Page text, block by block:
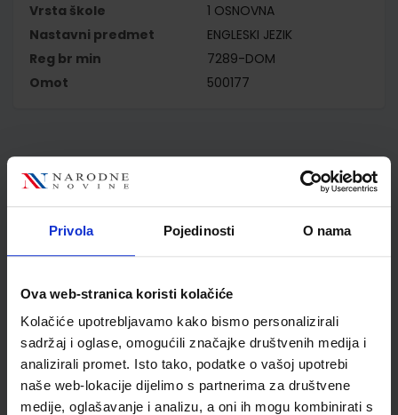
Privola Pojedinosti O nama
Ova web-stranica koristi kolačiće
Kolačiće upotrebljavamo kako bismo personalizirali
sadržaj i oglase, omogućili značajke društvenih medija i
analizirali promet. Isto tako, podatke o vašoj upotrebi
naše web-lokacije dijelimo s partnerima za društvene
medije, oglašavanje i analizu, a oni ih mogu kombinirati s
Vrsta škole
1 OSNOVNA
Nastavni predmet
ENGLESKI JEZIK
Reg br min
7289-DOM
Omot
500177
Kupci najčešće biraju..
Omot PVC za školske
udžbenike; dimenzije
431x287; tip 177